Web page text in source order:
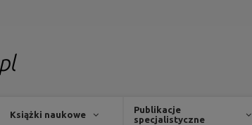
Książki naukowe
Publikacje
specjalistyczne